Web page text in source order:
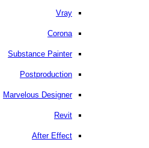
Vray
Corona
Substance Painter
Postproduction
Marvelous Designer
Revit
After Effect